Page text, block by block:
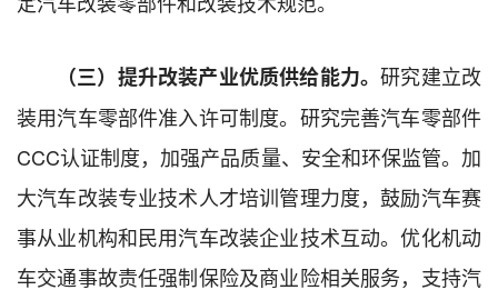
（三）提升改装产业优质供给能力。研究建立改
装用汽车零部件准入许可制度。研究完善汽车零部件
CCC认证制度，加强产品质量、安全和环保监管。加
大汽车改装专业技术人才培训管理力度，鼓励汽车赛
事从业机构和民用汽车改装企业技术互动。优化机动
车交通事故责任强制保险及商业险相关服务，支持汽